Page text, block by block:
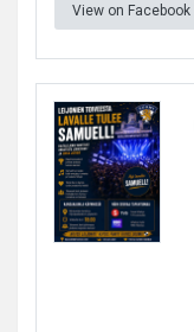
View on Facebook